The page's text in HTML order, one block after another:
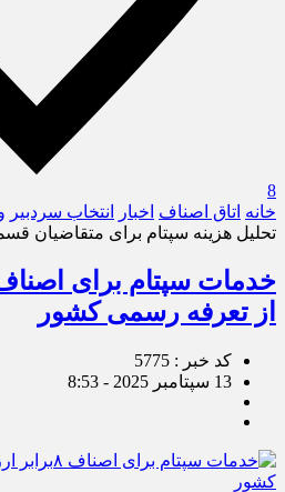
8
خانه اتاق اصناف اخبار انتخاب سردبیر
تحلیل هزینه سپتام برای متقاضیان
از تعرفه رسمی کشور
کد خبر : 5775
13 سپتامبر 2025 - 8:53